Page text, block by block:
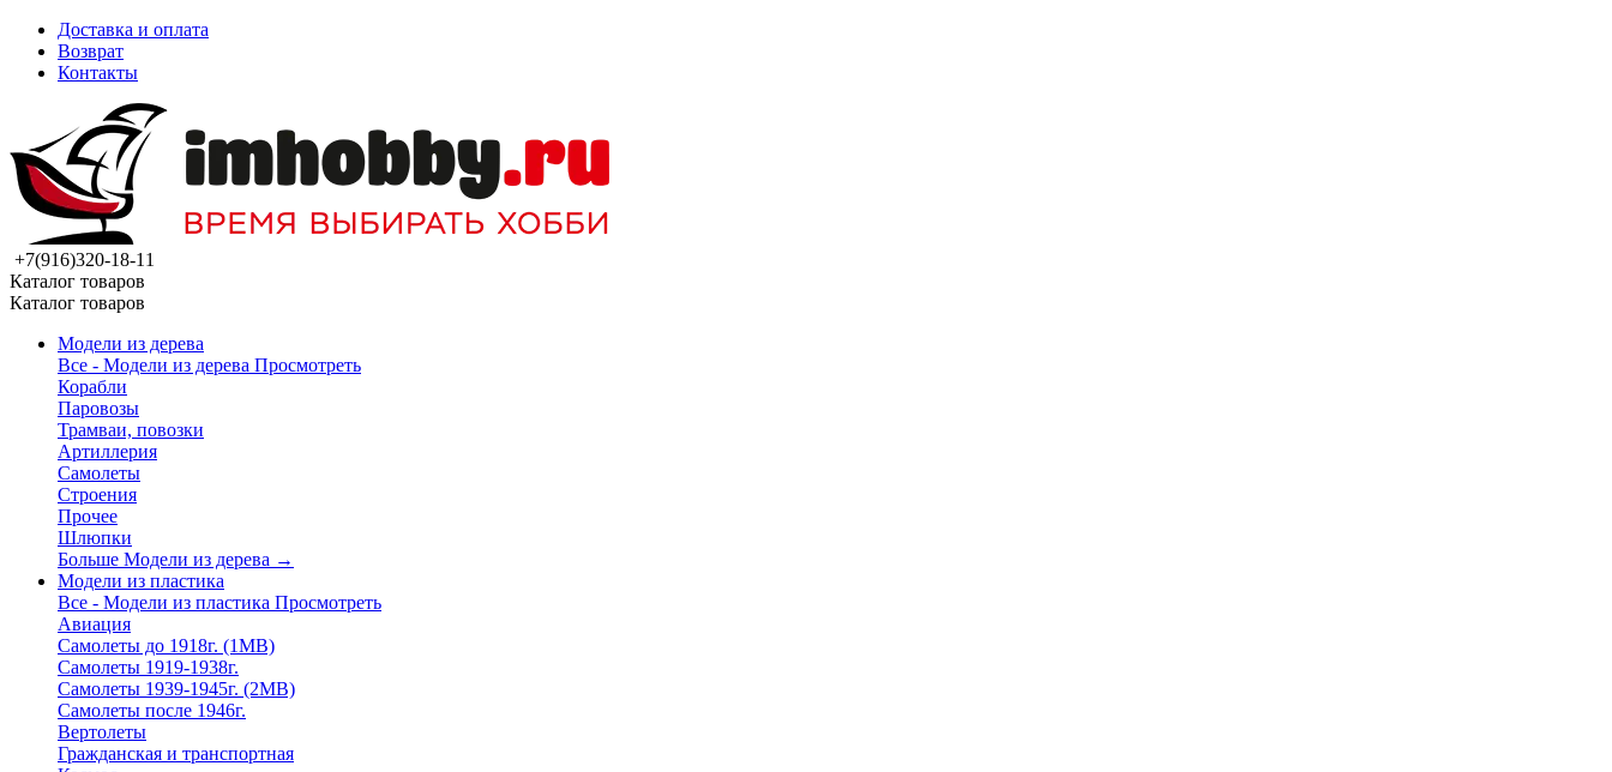
Доставка и оплата
Возврат
Контакты
+7(916)320-18-11
Каталог товаров
Каталог товаров
Модели из дерева
Все - Модели из дерева Просмотреть
Корабли
Паровозы
Трамваи, повозки
Артиллерия
Самолеты
Строения
Прочее
Шлюпки
Больше Модели из дерева →
Модели из пластика
Все - Модели из пластика Просмотреть
Авиация
Самолеты до 1918г. (1МВ)
Самолеты 1919-1938г.
Самолеты 1939-1945г. (2МВ)
Самолеты после 1946г.
Вертолеты
Гражданская и транспортная